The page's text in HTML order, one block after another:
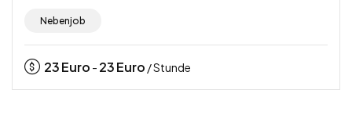
Nebenjob
23Euro - 23Euro / Stunde